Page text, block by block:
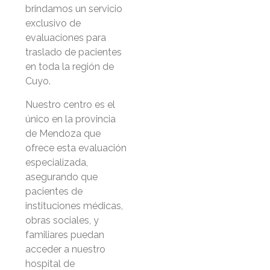
brindamos un servicio
exclusivo de
evaluaciones para
traslado de pacientes
en toda la región de
Cuyo.
Nuestro centro es el
único en la provincia
de Mendoza que
ofrece esta evaluación
especializada,
asegurando que
pacientes de
instituciones médicas,
obras sociales, y
familiares puedan
acceder a nuestro
hospital de